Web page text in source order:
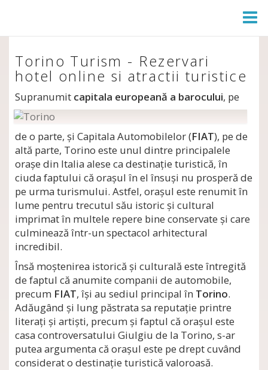
Torino Turism - Rezervari
hotel online si atractii turistice
Supranumit capitala europeană a barocului, pe
de o parte, şi Capitala Automobilelor (FIAT), pe de
altă parte, Torino este unul dintre principalele
oraşe din Italia alese ca destinaţie turistică, în
ciuda faptului că oraşul în el însuşi nu prosperă de
pe urma turismului. Astfel, oraşul este renumit în
lume pentru trecutul său istoric şi cultural
imprimat în multele repere bine conservate şi care
culminează într-un spectacol arhitectural
incredibil.
Însă moştenirea istorică şi culturală este întregită
de faptul că anumite companii de automobile,
precum FIAT, îşi au sediul principal în Torino.
Adăugând şi lung păstrata sa reputaţie printre
literaţi şi artişti, precum şi faptul că oraşul este
casa controversatului Giulgiu de la Torino, s-ar
putea argumenta că oraşul este pe drept cuvând
considerat o destinaţie turistică valoroasă.